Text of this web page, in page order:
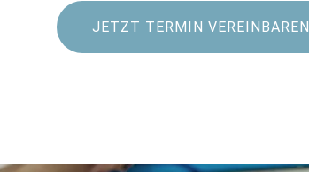
JETZT TERMIN VEREINBAREN